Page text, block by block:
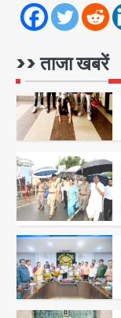
>> ताजा खबरें
5
1
2